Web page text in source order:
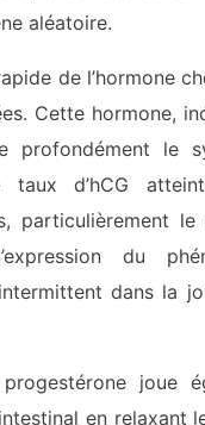
aléatoire.
de l’hormone
Cette hormone,
profondément le
taux d’hCG
particulièrement
du
dans la
joue
en relaxant